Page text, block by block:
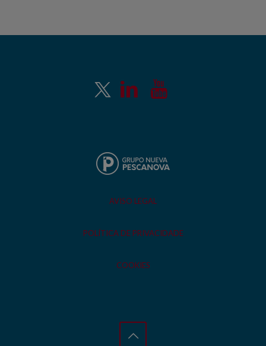
AVISO LEGAL
POLÍTICA DE PRIVACIDADE
COOKIES